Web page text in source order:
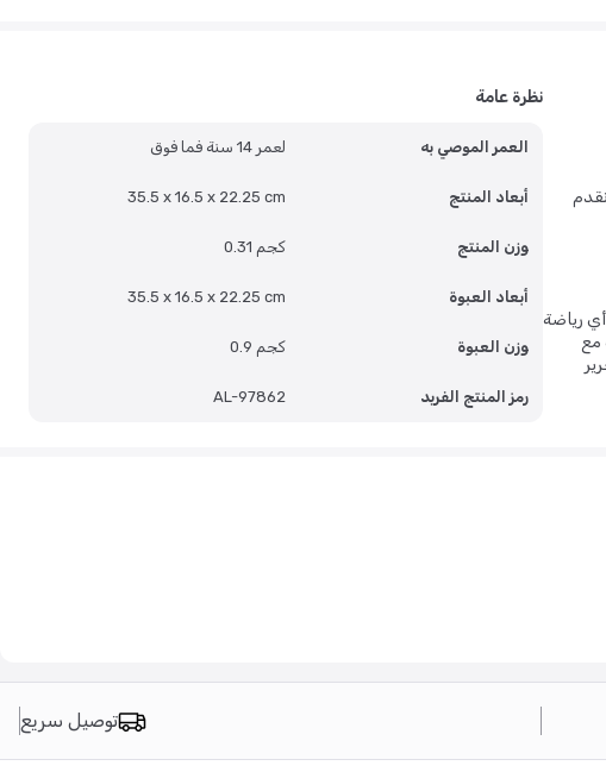
أي رياضة
مع
تحرير
نظرة عامة
العمر الموصي به لعمر 14 سنة فما فوق
أبعاد المنتج 35.5 x 16.5 x 22.25 cm
وزن المنتج 0.31 كجم
أبعاد العبوة 35.5 x 16.5 x 22.25 cm
وزن العبوة 0.9 كجم
رمز المنتج الفريد AL-97862
توصيل سريع